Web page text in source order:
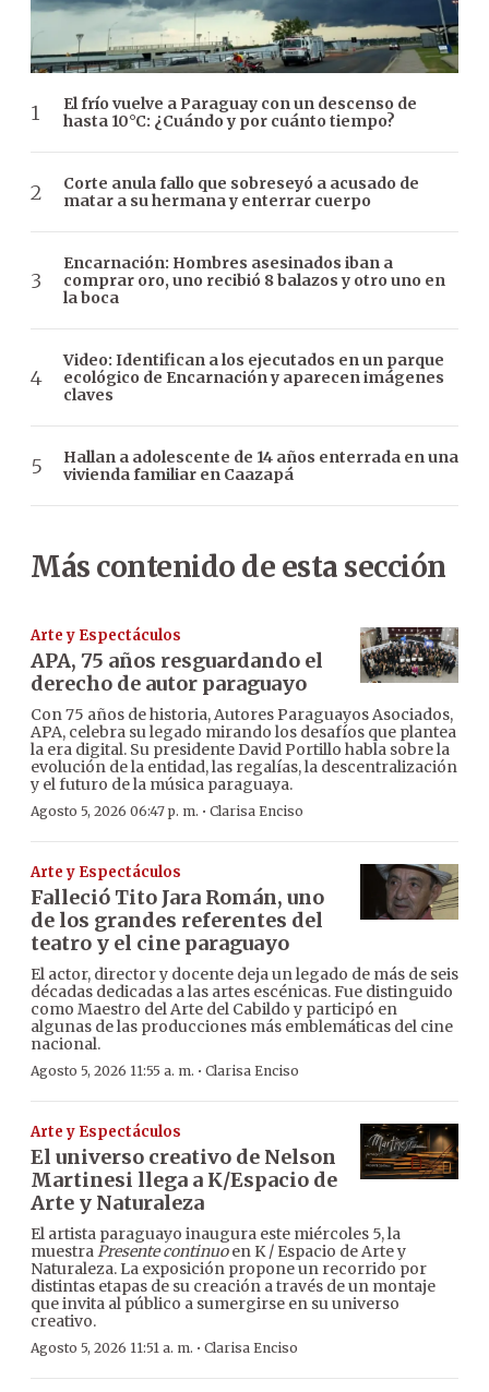
El frío vuelve a Paraguay con un descenso de
hasta 10°C: ¿Cuándo y por cuánto tiempo?
Corte anula fallo que sobreseyó a acusado de
matar a su hermana y enterrar cuerpo
Encarnación: Hombres asesinados iban a
comprar oro, uno recibió 8 balazos y otro uno en
la boca
Video: Identifican a los ejecutados en un parque
ecológico de Encarnación y aparecen imágenes
claves
Hallan a adolescente de 14 años enterrada en una
vivienda familiar en Caazapá
Más contenido de esta sección
Arte y Espectáculos
APA, 75 años resguardando el
derecho de autor paraguayo
Con 75 años de historia, Autores Paraguayos Asociados,
APA, celebra su legado mirando los desafíos que plantea
la era digital. Su presidente David Portillo habla sobre la
evolución de la entidad, las regalías, la descentralización
y el futuro de la música paraguaya.
Agosto 5, 2026 06:47 p. m. · Clarisa Enciso
Arte y Espectáculos
Falleció Tito Jara Román, uno
de los grandes referentes del
teatro y el cine paraguayo
El actor, director y docente deja un legado de más de seis
décadas dedicadas a las artes escénicas. Fue distinguido
como Maestro del Arte del Cabildo y participó en
algunas de las producciones más emblemáticas del cine
nacional.
Agosto 5, 2026 11:55 a. m. · Clarisa Enciso
Arte y Espectáculos
El universo creativo de Nelson
Martinesi llega a K/Espacio de
Arte y Naturaleza
El artista paraguayo inaugura este miércoles 5, la
muestraPresente continuoen K / Espacio de Arte y
Naturaleza. La exposición propone un recorrido por
distintas etapas de su creación a través de un montaje
que invita al público a sumergirse en su universo
creativo.
Agosto 5, 2026 11:51 a. m. · Clarisa Enciso